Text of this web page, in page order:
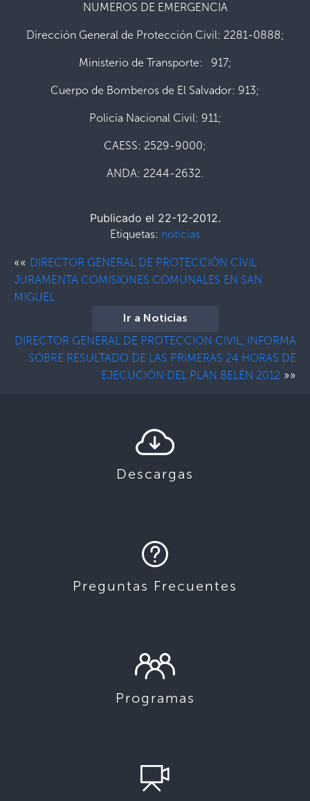
NUMEROS DE EMERGENCIA
Dirección General de Protección Civil: 2281-0888;
Ministerio de Transporte: 917;
Cuerpo de Bomberos de El Salvador: 913;
Policía Nacional Civil: 911;
CAESS: 2529-9000;
ANDA: 2244-2632.
Publicado el 22-12-2012.
Etiquetas: noticias
«« DIRECTOR GENERAL DE PROTECCIÓN CIVIL
JURAMENTA COMISIONES COMUNALES EN SAN
MIGUEL
Ir a Noticias
DIRECTOR GENERAL DE PROTECCION CIVIL, INFORMA
SOBRE RESULTADO DE LAS PRIMERAS 24 HORAS DE
EJECUCIÓN DEL PLAN BELÉN 2012 »»
Descargas
Preguntas Frecuentes
Programas